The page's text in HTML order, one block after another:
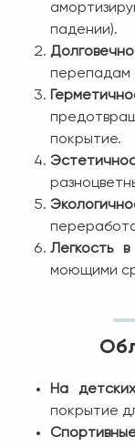
падении).
перепадам
покрытие.
Легкость
моющими
На
покрытие